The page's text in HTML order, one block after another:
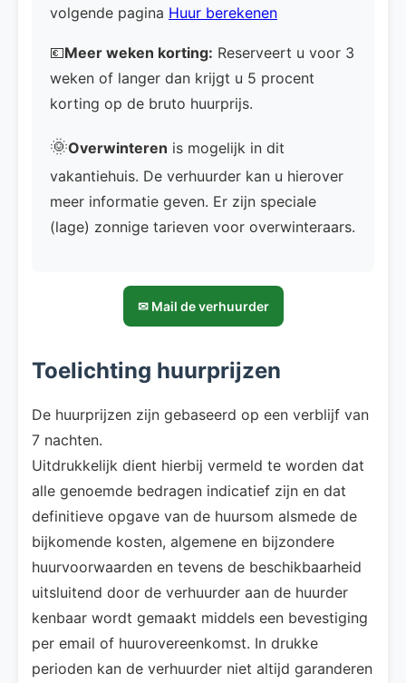
volgende pagina Huur berekenen
💶Meer weken korting: Reserveert u voor 3
weken of langer dan krijgt u 5 procent
korting op de bruto huurprijs.
🌞Overwinteren is mogelijk in dit
vakantiehuis. De verhuurder kan u hierover
meer informatie geven. Er zijn speciale
(lage) zonnige tarieven voor overwinteraars.
✉ Mail de verhuurder
Toelichting huurprijzen
De huurprijzen zijn gebaseerd op een verblijf van
7 nachten.
Uitdrukkelijk dient hierbij vermeld te worden dat
alle genoemde bedragen indicatief zijn en dat
definitieve opgave van de huursom alsmede de
bijkomende kosten, algemene en bijzondere
huurvoorwaarden en tevens de beschikbaarheid
uitsluitend door de verhuurder aan de huurder
kenbaar wordt gemaakt middels een bevestiging
per email of huurovereenkomst. In drukke
perioden kan de verhuurder niet altijd garanderen